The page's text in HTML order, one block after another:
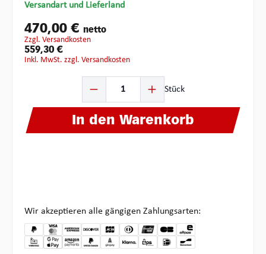
Versandart und Lieferland
470,00 € netto
zzgl. Versandkosten
559,30 €
inkl. MwSt. zzgl. Versandkosten
Stück
In den Warenkorb
Wir akzeptieren alle gängigen Zahlungsarten: